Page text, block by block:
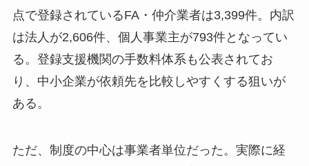
点で登録されているFA・仲介業者は3,399件。内訳
は法人が2,606件、個人事業主が793件となってい
る。登録支援機関の手数料体系も公表されてお
り、中小企業が依頼先を比較しやすくする狙いが
ある。
ただ、制度の中心は事業者単位だった。実際に経